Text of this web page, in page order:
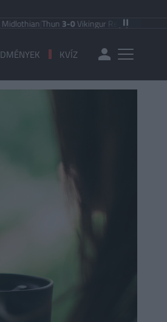
|Thun3-0Vikingur Reykjavik PAOK Saloniki
KVÍZ